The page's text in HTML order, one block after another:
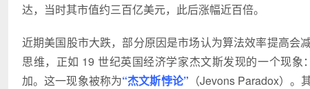
达，当时其市值约三百亿美元，此后涨幅近百倍。
近期美国股市大跌，部分原因是市场认为算法效率提高会
思维，正如 19 世纪英国经济学家杰文斯发现的一个现
加。这一现象被称为“杰文斯悖论” （Jevons Paradox）